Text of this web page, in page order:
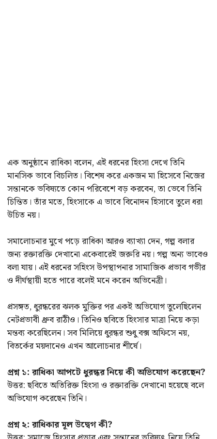
এক অনুষ্ঠানে রাধিকা বলেন, এই ধরনের হিংসা দেখে তিনি
মানসিক ভাবে বিচলিত। বিশেষ করে একজন মা হিসেবে নিজের
সন্তানকে ভবিষ্যতে কোন পরিবেশে বড় করবেন, তা ভেবে তিনি
চিন্তিত। তাঁর মতে, হিংসাকে এ ভাবে বিনোদন হিসাবে তুলে ধরা
উচিত নয়।
সমালোচনার মুখে পড়ে রাধিকা আরও ব্যাখ্যা দেন, গল্প বলার
জন্য রক্তারক্তি দেখানো একেবারেই জরুরি নয়। গল্প অন্য ভাবেও
বলা যায়। এই ধরনের সহিংস উপস্থাপনার সামাজিক প্রভাব গভীর
ও দীর্ঘস্থায়ী হতে পারে বলেই মনে করেন অভিনেত্রী।
প্রসঙ্গত, ধুরন্ধরের ঝলক মুক্তির পর একই অভিযোগ তুলেছিলেন
নেটপ্রভাবী ধ্রুব রাঠীও। তিনিও ছবিতে হিংসার মাত্রা নিয়ে কড়া
মন্তব্য করেছিলেন। সব মিলিয়ে ধুরন্ধর শুধু বক্স অফিসে নয়,
বিতর্কের ময়দানেও এখন আলোচনার শীর্ষে।
প্রশ্ন ১: রাধিকা আপটে ধুরন্ধর নিয়ে কী অভিযোগ করেছেন?
উত্তর: ছবিতে অতিরিক্ত হিংসা ও রক্তারক্তি দেখানো হয়েছে বলে
অভিযোগ করেছেন তিনি।
প্রশ্ন ২: রাধিকার মূল উদ্বেগ কী?